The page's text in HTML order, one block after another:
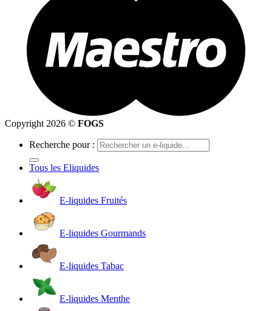
Copyright 2026 © FOGS
Recherche pour :
Tous les Eliquides
E-liquides Fruités
E-liquides Gourmands
E-liquides Tabac
E-liquides Menthe